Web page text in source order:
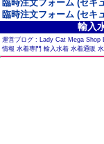
臨時注文フォーム (セキ
臨時注文フォーム (セキ
輸入
運営ブログ : Lady Cat Mega Shop
情報 水着専門 輸入水着 水着通販